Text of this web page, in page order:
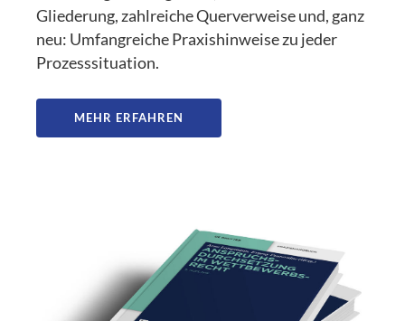
Gliederung, zahlreiche Querverweise und, ganz
neu: Umfangreiche Praxishinweise zu jeder
Prozesssituation.
MEHR ERFAHREN